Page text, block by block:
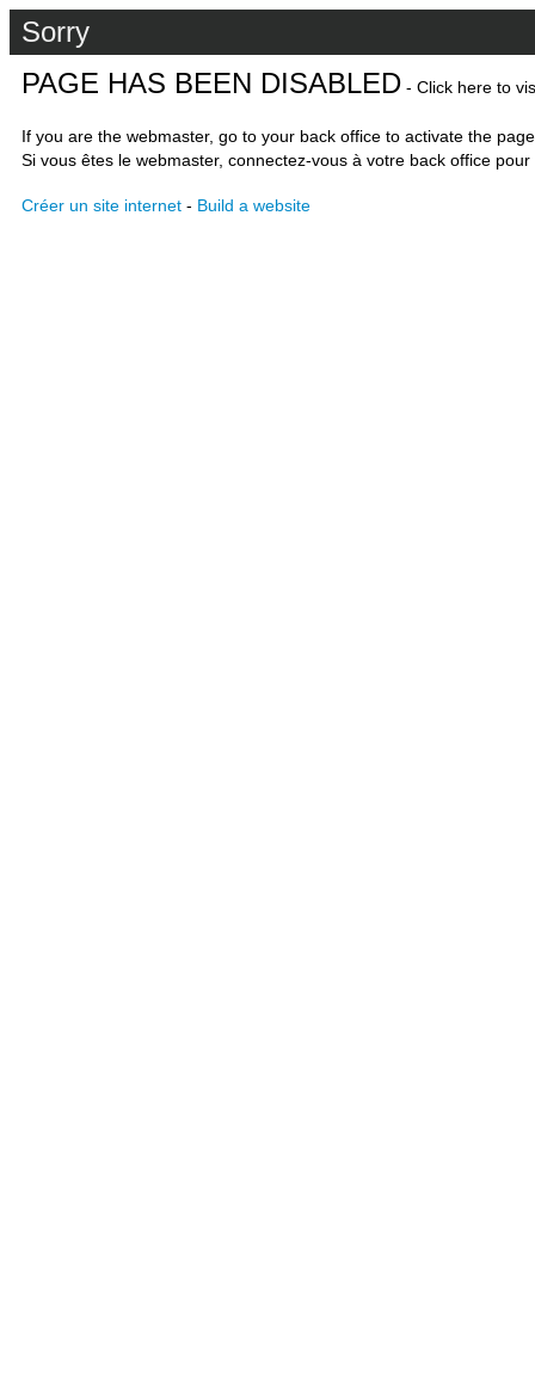
Sorry
PAGE HAS BEEN DISABLED - Click here to
If you are the webmaster, go to your back office to activate the
Si vous êtes le webmaster, connectez-vous à votre back office
Créer un site internet - Build a website